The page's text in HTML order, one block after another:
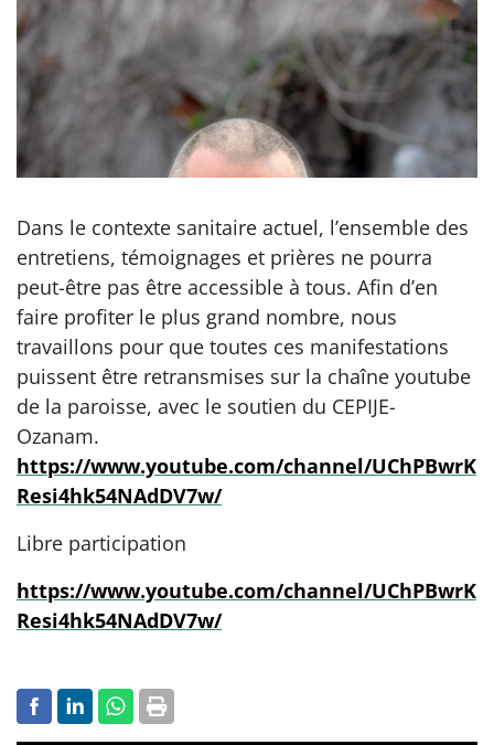
Dans le contexte sanitaire actuel, l’ensemble des
entretiens, témoignages et prières ne pourra
peut-être pas être accessible à tous. Afin d’en
faire profiter le plus grand nombre, nous
travaillons pour que toutes ces manifestations
puissent être retransmises sur la chaîne youtube
de la paroisse, avec le soutien du CEPIJE-
Ozanam.
https://www.youtube.com/channel/UChPBwrK
Resi4hk54NAdDV7w/
Libre participation
https://www.youtube.com/channel/UChPBwrK
Resi4hk54NAdDV7w/